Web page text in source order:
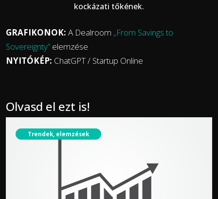
kockázati tőkének.
GRAFIKONOK: A Dealroom „From Savings to
Sovereignty” elemzése
NYITÓKÉP: ChatGPT / Startup Online
Olvasd el ezt is!
Trendek, elemzések